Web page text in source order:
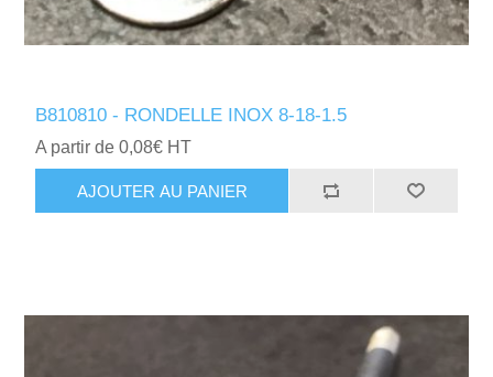
B810810 - RONDELLE INOX 8-18-1.5
A partir de 0,08€ HT
AJOUTER AU PANIER